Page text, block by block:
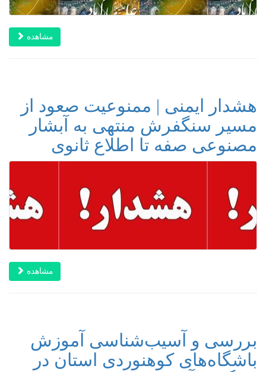
مشاهده
هشدار ایمنی | ممنوعیت صعود از
مسیر سنگفرش منتهی به آبشار
مصنوعی صفه تا اطلاع ثانوی
مشاهده
بررسی و آسیب‌شناسی آموزش
باشگاه‌های کوهنوردی استان در